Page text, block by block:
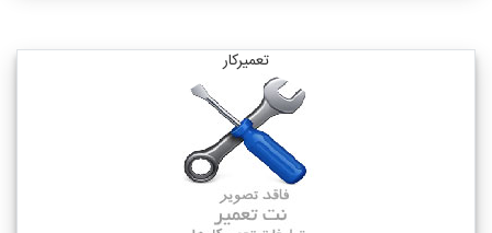
تعمیرکار